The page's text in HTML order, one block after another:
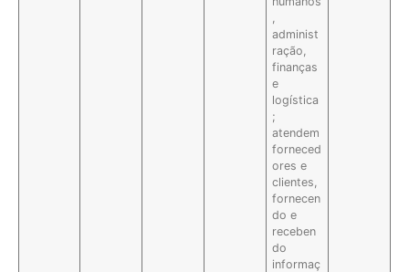
,
administ
ração,
finanças
e
logística
;
atendem
forneced
ores e
clientes,
fornecen
do e
receben
do
informaç